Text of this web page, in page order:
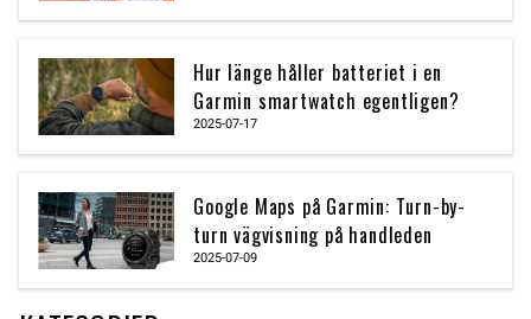
Hur länge håller batteriet i en
Garmin smartwatch egentligen?
2025-07-17
Google Maps på Garmin: Turn-by-
turn vägvisning på handleden
2025-07-09